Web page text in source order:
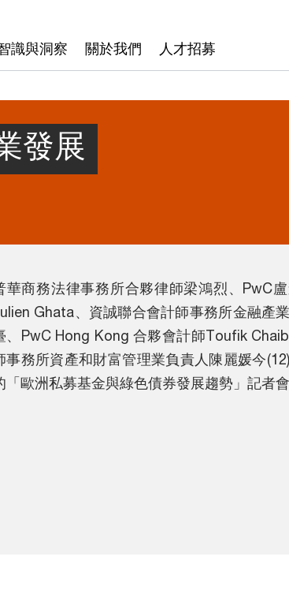
識與洞察 關於我們 人才招募
發展
華商務法律事務所合夥律師梁鴻烈、PwC
Ghata、資誠聯合會計師事務所金融產
、PwC Hong Kong 合夥會計師Toufik
事務所資產和財富管理業負責人陳麗媛今
「歐洲私募基金與綠色債券發展趨勢」記者會